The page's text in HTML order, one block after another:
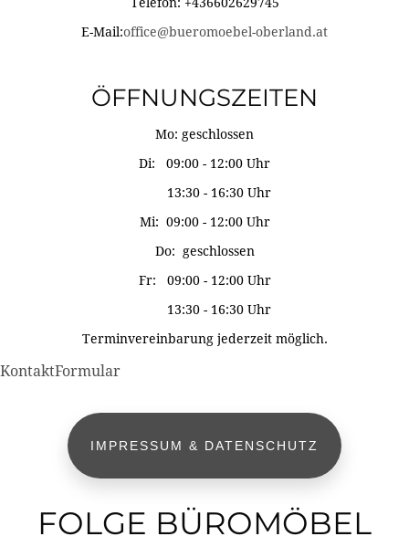
Telefon: +436602629745
E-Mail:office@bueromoebel-oberland.at
ÖFFNUNGSZEITEN
Mo: geschlossen
Di: 09:00 - 12:00 Uhr
13:30 - 16:30 Uhr
Mi: 09:00 - 12:00 Uhr
Do: geschlossen
Fr: 09:00 - 12:00 Uhr
13:30 - 16:30 Uhr
Terminvereinbarung jederzeit möglich.
KontaktFormular
IMPRESSUM & DATENSCHUTZ
FOLGE BÜROMÖBEL